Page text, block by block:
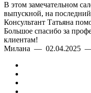
В этом замечательном
выпускной, на
Консультант Татьяна
Большое спасибо за
клиентам!
Милана — 02.04.2025